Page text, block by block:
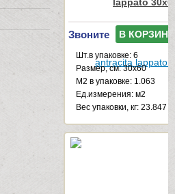
Звоните В КОРЗИНУ
Шт.в упаковке: 6
Размер, см: 30x60
М2 в упаковке: 1.063
Ед.измерения: м2
Веc упаковки, кг: 23.847